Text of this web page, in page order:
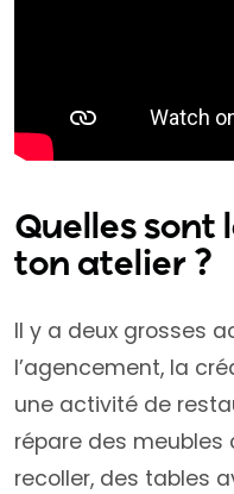
Quelles sont
ton atelier ?
Il y a deux grosses
l’agencement, la
une activité de
répare des meubles
recoller, des tables